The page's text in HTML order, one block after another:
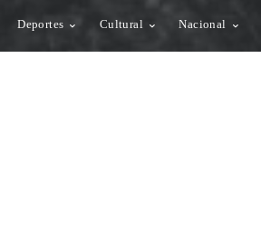
Deportes Cultural Nacional